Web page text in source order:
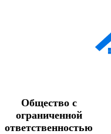
Общество с
ограниченной
ответственностью